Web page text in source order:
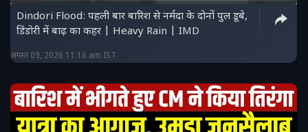
Dindori Flood: पहली बार बारिश से नर्मदा के दोनों पुल डूबे,
डिंडोरी में बाढ़ का कहर | Heavy Rain | IMD
अगस्त 09, 2026 11:16 am IST